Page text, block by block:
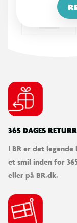
365 DAGES
I BR er det
et smil inden for
eller på BR.dk.